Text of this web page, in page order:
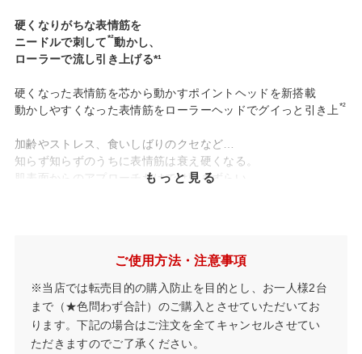
硬くなりがちな表情筋を
ニードルで刺して*²動かし、
ローラーで流し引き上げる*¹
硬くなった表情筋を芯から動かすポイントヘッドを新搭載
動かしやすくなった表情筋をローラーヘッドでグイっと引き上 *²
加齢やストレス、食いしばりのクセなど…
知らず知らずのうちに表情筋は衰え硬くなる。
肌表面からのアプローチだけでは動きずらい
*²…刺すように押し込むこと
もっと見る
ご使用方法・注意事項
※当店では転売目的の購入防止を目的とし、お一人様2台
まで（★色問わず合計）のご購入とさせていただいてお
ります。下記の場合はご注文を全てキャンセルさせてい
ただきますのでご了承ください。